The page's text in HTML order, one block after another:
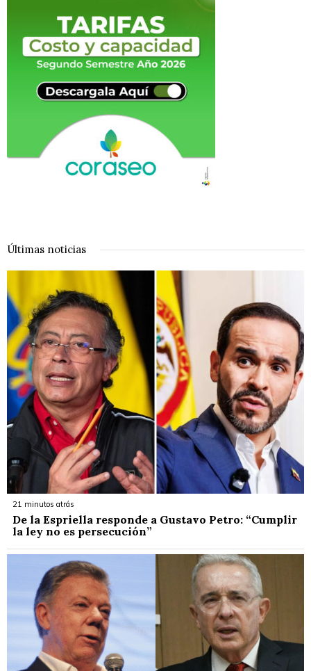
Últimas noticias
21 minutos atrás
De la Espriella responde a Gustavo Petro: “Cumplir
la ley no es persecución”